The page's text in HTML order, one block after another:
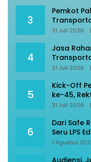
3
Pemkot
31 Juli 2026
4
Jasa
31 Juli 2026
5
Kick-Off
ke-45,
31 Juli 2026
6
Dari Safe
Seru LPS
Finansial
1 Agustus
Audiensi,